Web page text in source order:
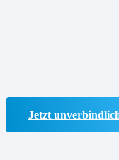
Jetzt